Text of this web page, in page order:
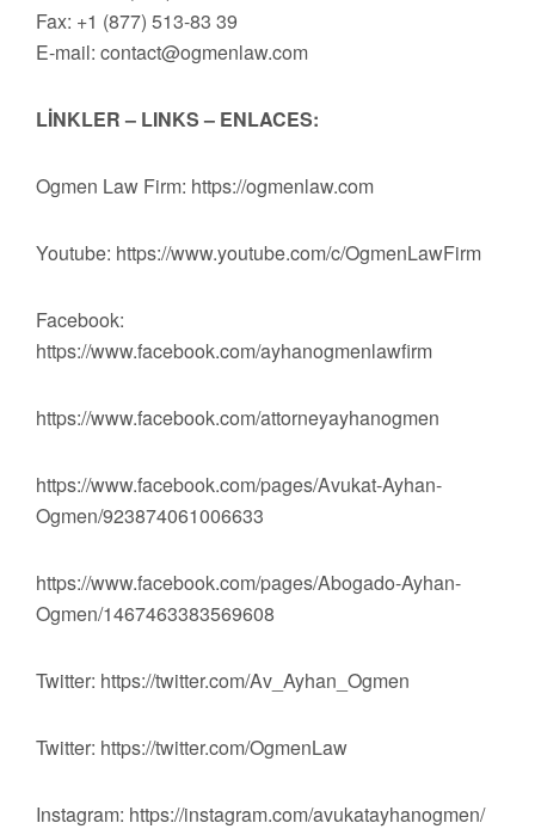
Fax: +1 (877) 513-83 39
E-mail: contact@ogmenlaw.com
LİNKLER – LINKS – ENLACES:
Ogmen Law Firm: https://ogmenlaw.com
Youtube: https://www.youtube.com/c/OgmenLawFirm
Facebook:
https://www.facebook.com/ayhanogmenlawfirm
https://www.facebook.com/attorneyayhanogmen
https://www.facebook.com/pages/Avukat-Ayhan-
Ogmen/923874061006633
https://www.facebook.com/pages/Abogado-Ayhan-
Ogmen/1467463383569608
Twitter: https://twitter.com/Av_Ayhan_Ogmen
Twitter: https://twitter.com/OgmenLaw
Instagram: https://instagram.com/avukatayhanogmen/